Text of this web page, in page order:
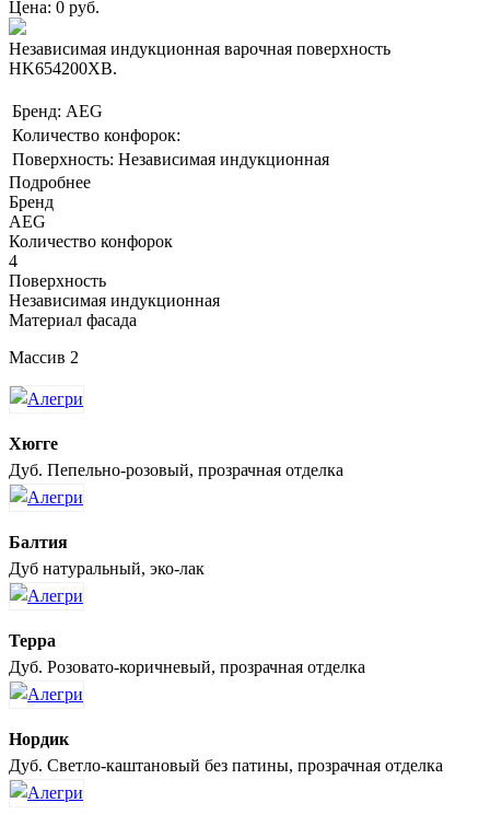
Цена: 0 руб.
Независимая индукционная варочная поверхность
HK654200XB.
Бренд: AEG
Количество конфорок:
Поверхность: Независимая индукционная
Подробнее
Бренд
AEG
Количество конфорок
4
Поверхность
Независимая индукционная
Материал фасада
Массив 2
Хюгге
Дуб. Пепельно-розовый, прозрачная отделка
Балтия
Дуб натуральный, эко-лак
Терра
Дуб. Розовато-коричневый, прозрачная отделка
Нордик
Дуб. Светло-каштановый без патины, прозрачная отделка